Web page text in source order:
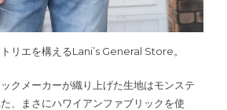
リエを構えるLani’s General Store。
クメーカーが織り上げた生地はモンステ
、まさにハワイアンファブリックを使